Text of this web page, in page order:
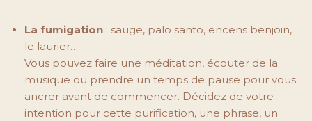
La fumigation : sauge, palo santo, encens benjoin,
le laurier…
Vous pouvez faire une méditation, écouter de la
musique ou prendre un temps de pause pour vous
ancrer avant de commencer. Décidez de votre
intention pour cette purification, une phrase, un